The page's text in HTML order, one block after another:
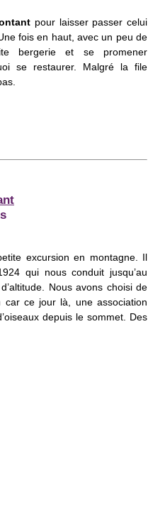
pour laisser passer celui
fois en haut, avec un peu de
bergerie et se promener
se restaurer. Malgré la file
excursion en montagne. Il
qui nous conduit jusqu’au
Nous avons choisi de
ce jour là, une association
depuis le sommet. Des